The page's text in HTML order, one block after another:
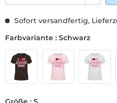
Sofort versandfertig,
Farbvariante : Schwarz